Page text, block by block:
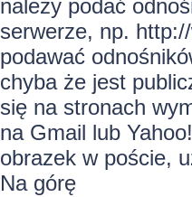
należy podać
serwerze, np.
podawać
chyba że jest
się na stronach
na Gmail lub
obrazek w poście,
Na górę